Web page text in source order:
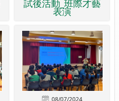
試後活動_班際才藝
表演
08/07/2024